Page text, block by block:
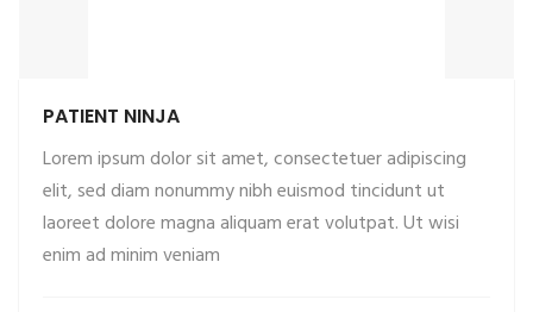
PATIENT NINJA
Lorem ipsum dolor sit amet, consectetuer adipiscing
elit, sed diam nonummy nibh euismod tincidunt ut
laoreet dolore magna aliquam erat volutpat. Ut wisi
enim ad minim veniam
ADD TO CART